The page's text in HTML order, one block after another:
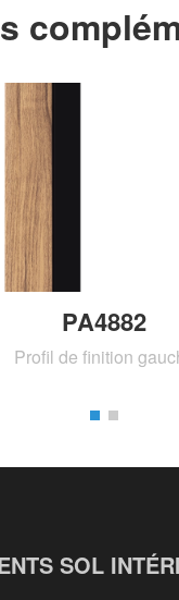
PA4882
Profil de finition
SOL